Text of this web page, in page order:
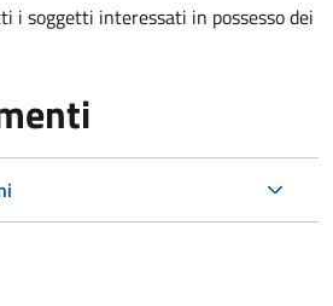
i soggetti interessati in possesso dei